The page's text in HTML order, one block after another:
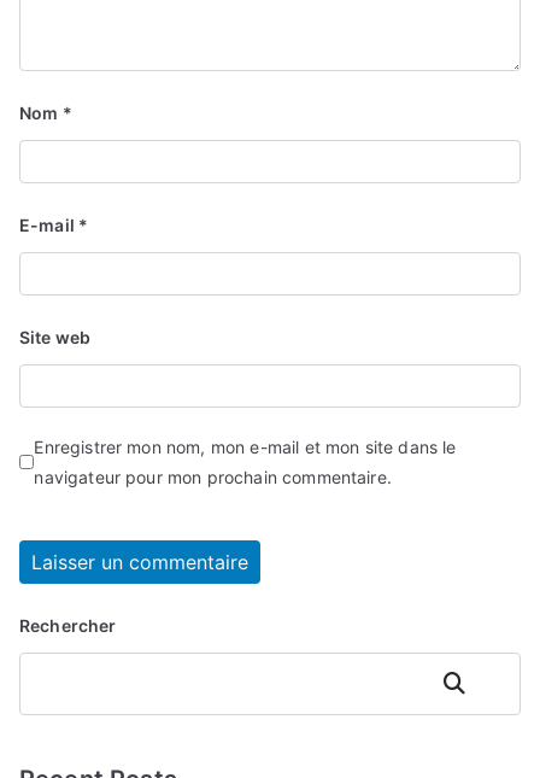
Nom *
E-mail *
Site web
Enregistrer mon nom, mon e-mail et mon site dans le
navigateur pour mon prochain commentaire.
Rechercher
Rechercher